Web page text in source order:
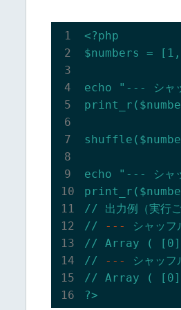
<?php
$numbers
= [1,
echo "--- シャ
echo "--- シャ
//
出力例（実行
//
--- シャッフ
//
Array ( [0]
//
--- シャッフ
//
Array ( [0]
?>